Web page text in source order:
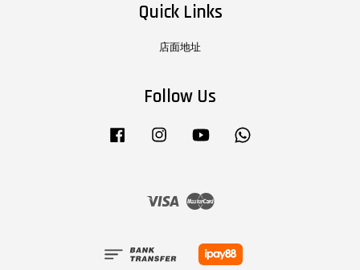
Quick Links
店面地址
Follow Us
Facebook Instagram YouTube
Visa Master